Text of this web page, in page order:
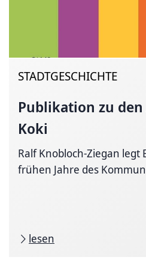
STADTGESCHICHTE
Publikation zu
Koki
Ralf Knobloch-Ziegan legt
frühen Jahre des
lesen